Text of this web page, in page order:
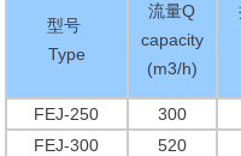
型号
Type
流量Q
capacity
(m3/h)
FEJ-250
300
FEJ-300
520